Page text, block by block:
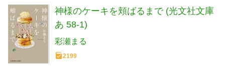
神様のケーキを頬ばるまで (光文社文庫
あ 58-1)
彩瀬まる
2199